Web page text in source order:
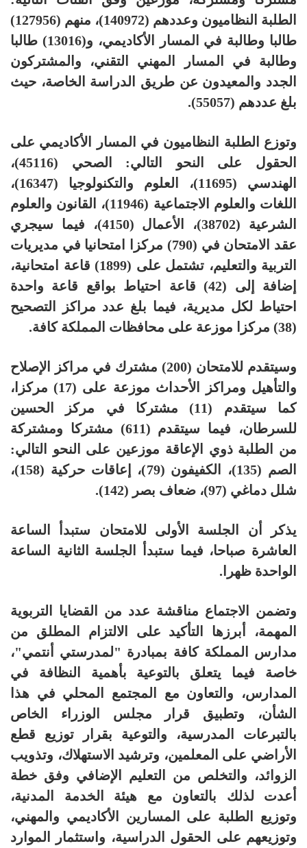
الطلبة النظاميون وعددهم (140972)، منهم (127956)
طالبا وطالبة في المسار الأكاديمي، و(13016) طالبا
وطالبة في المسار المهني التقني، والمشتركون
الجدد والمعيدون عن طريق الدراسة الخاصة، حيث
بلغ عددهم (55057).
وتوزع الطلبة النظاميون في المسار الأكاديمي على
الحقول على النحو التالي: الصحي (45116)،
الهندسي (11695)، العلوم والتكنولوجيا (16347)،
اللغات والعلوم الاجتماعية (11946)، القانون والعلوم
الشرعية (38702)، الأعمال (4150)، فيما سيجري
عقد الامتحان في (790) مركزا امتحانيا في مديريات
التربية والتعليم، تشتمل على (1899) قاعة امتحانية،
إضافة إلى (42) قاعة احتياط بواقع قاعة واحدة
احتياط لكل مديرية، فيما بلغ عدد مراكز التصحيح
(38) مركزا موزعة على محافظات المملكة كافة.
وسيتقدم للامتحان (200) مشترك في مراكز الإصلاح
والتأهيل ومراكز الأحداث موزعة على (17) مركزا،
كما سيتقدم (11) مشتركا في مركز الحسين
للسرطان، فيما سيتقدم (611) مشتركا ومشتركة
من الطلبة ذوي الإعاقة موزعين على النحو التالي:
الصم (135)، الكفيفون (79)، إعاقات حركية (158)،
شلل دماغي (97)، ضعاف بصر (142).
يذكر أن الجلسة الأولى للامتحان ستبدأ الساعة
العاشرة صباحا، فيما ستبدأ الجلسة الثانية الساعة
الواحدة ظهرا.
وتضمن الاجتماع مناقشة عدد من القضايا التربوية
المهمة، أبرزها التأكيد على الالتزام المطلق من
مدارس المملكة كافة بمبادرة "لمدرستي أنتمي"،
خاصة فيما يتعلق بالتوعية بأهمية النظافة في
المدارس، والتعاون مع المجتمع المحلي في هذا
الشأن، وتطبيق قرار مجلس الوزراء الخاص
بالتبرعات المدرسية، والتوعية بقرار توزيع قطع
الأراضي على المعلمين، وترشيد الاستهلاك، وتذويب
الزوائد، والتخلص من التعليم الإضافي وفق خطة
أعدت لذلك بالتعاون مع هيئة الخدمة المدنية،
وتوزيع الطلبة على المسارين الأكاديمي والمهني،
وتوزيعهم على الحقول الدراسية، واستثمار الموارد